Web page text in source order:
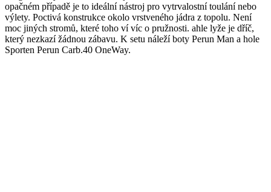
opačném případě je to ideální nástroj pro vytrvalostní toulání nebo
výlety. Poctivá konstrukce okolo vrstveného jádra z topolu. Není
moc jiných stromů, které toho ví víc o pružnosti. ahle lyže je dříč,
který nezkazí žádnou zábavu. K setu náleží boty Perun Man a hole
Sporten Perun Carb.40 OneWay.